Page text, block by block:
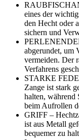
eines der
den Hecht oder
sichern und
abgerundet, um
vermeiden. Der
Verfahrens
STARKE
Zange ist stark
halten, während
beim Aufrollen
GRIFF –
ist aus Metall
bequemer zu